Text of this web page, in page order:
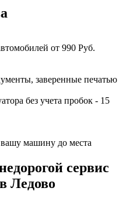
от 990 Руб.
заверенные печатью
без учета пробок - 15
машину до места
сервис
Ледово